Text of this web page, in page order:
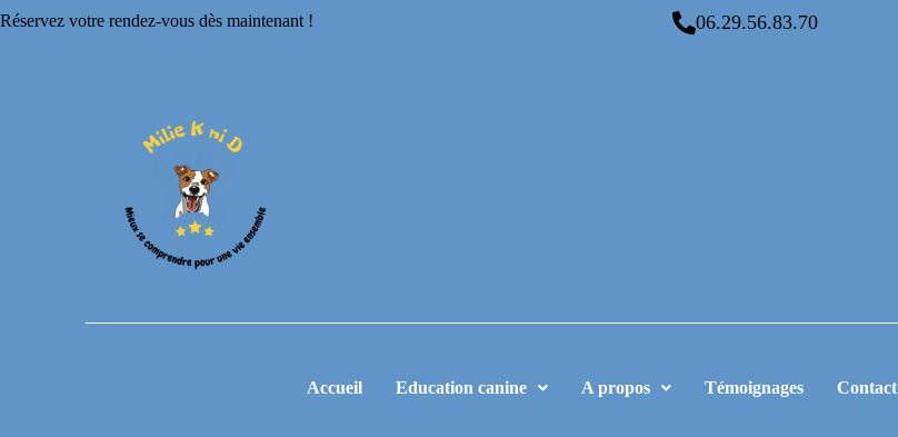
Réservez votre rendez-vous dès maintenant ! 06.29.56.83.70
Accueil Education canine A propos Témoignages Contact